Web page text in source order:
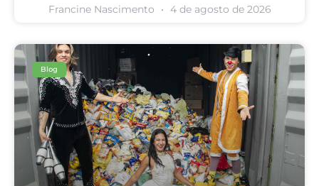
Francine Nascimento 4 de agosto de 2026
Blog